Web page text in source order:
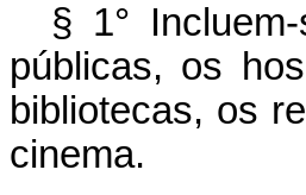
§ 1°
públicas, os
bibliotecas, os
cinema.